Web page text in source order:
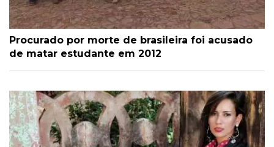
Procurado por morte de brasileira foi acusado
de matar estudante em 2012